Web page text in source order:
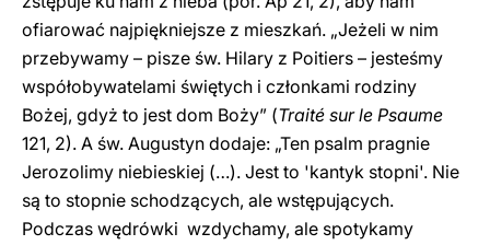
ofiarować najpiękniejsze z mieszkań. „Jeżeli w nim
przebywamy – pisze św. Hilary z Poitiers – jesteśmy
współobywatelami świętych i członkami rodziny
Bożej, gdyż to jest dom Boży” (Traité sur le Psaume
121, 2). A św. Augustyn dodaje: „Ten psalm pragnie
Jerozolimy niebieskiej (…). Jest to 'kantyk stopni'. Nie
są to stopnie schodzących, ale wstępujących.
Podczas wędrówki wzdychamy, ale spotykamy